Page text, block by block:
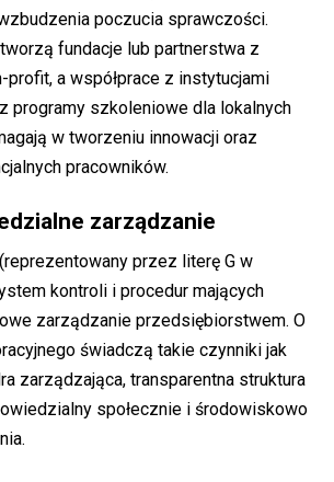
poczucia sprawczości.
fundacje lub partnerstwa z
profit, a współprace z instytucjami
programy szkoleniowe dla lokalnych
w tworzeniu innowacji oraz
pracowników.
zarządzanie
przez literę G w
kontroli i procedur mających
zarządzanie przedsiębiorstwem. O
świadczą takie czynniki jak
zarządzająca, transparentna struktura
społecznie i środowiskowo